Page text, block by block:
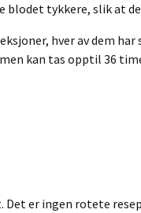
blodet tykkere, slik at
hver av dem
kan tas opptil 36
er ingen rotete